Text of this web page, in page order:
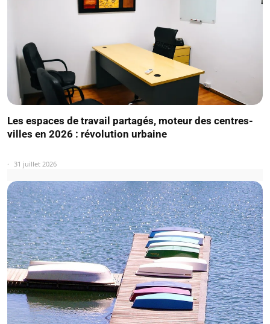
Les espaces de travail partagés, moteur des centres-
villes en 2026 : révolution urbaine
31 juillet 2026